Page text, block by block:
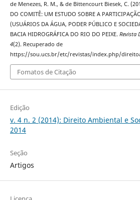
de Menezes, R. M., & de Bittencourt Biesek, C.
DO COMITÊ: UM ESTUDO SOBRE A
(USUÁRIOS DA ÁGUA, PODER PÚBLICO E
BACIA HIDROGRÁFICA DO RIO DO PEIXE. Revista
4(2). Recuperado de
https://sou.ucs.br/etc/revistas/index.php/
Fomatos de Citação
Edição
v. 4 n. 2 (2014): Direito Ambiental e
2014
Seção
Artigos